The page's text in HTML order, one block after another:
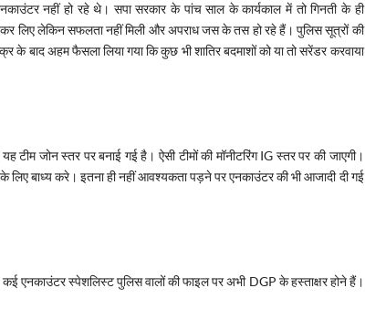
नहीं हो रहे थे। सपा सरकार के पांच साल के कार्यकाल में तो गिनती के ही
लिए लेकिन सफलता नहीं मिली और अपराध जस के तस हो रहे हैं। पुलिस सूत्रों की
बाद अहम फैसला लिया गया कि कुछ भी शातिर बदमाशों को या तो सरेंडर करवाया
टीम जोन स्तर पर बनाई गई है। ऐसी टीमों की मॉनीटरिंग IG स्तर पर की जाएगी।
लिए बाध्य करे। इतना ही नहीं आवश्यकता पड़ने पर एनकाउंटर की भी आजादी दी गई
एनकाउंटर स्पेशलिस्ट पुलिस वालों की फाइल पर अभी DGP के हस्ताक्षर होने हैं।